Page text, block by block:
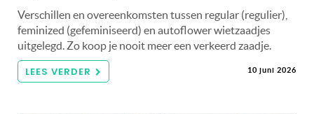
Verschillen en overeenkomsten tussen regular (regulier),
feminized (gefeminiseerd) en autoflower wietzaadjes
uitgelegd. Zo koop je nooit meer een verkeerd zaadje.
LEES VERDER 10 juni 2026